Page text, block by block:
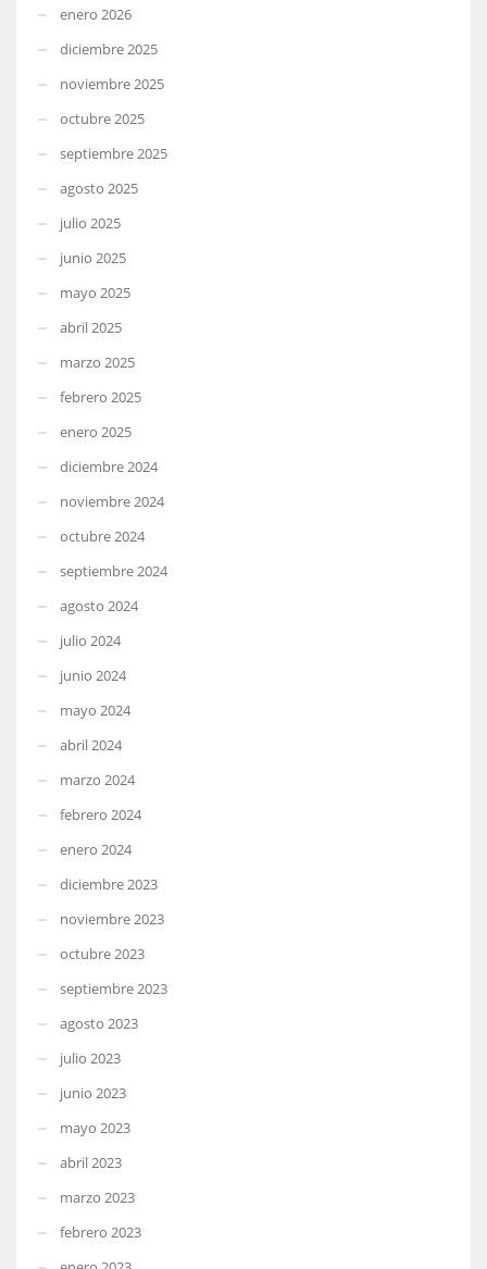
enero 2026
diciembre 2025
noviembre 2025
octubre 2025
septiembre 2025
agosto 2025
julio 2025
junio 2025
mayo 2025
abril 2025
marzo 2025
febrero 2025
enero 2025
diciembre 2024
noviembre 2024
octubre 2024
septiembre 2024
agosto 2024
julio 2024
junio 2024
mayo 2024
abril 2024
marzo 2024
febrero 2024
enero 2024
diciembre 2023
noviembre 2023
octubre 2023
septiembre 2023
agosto 2023
julio 2023
junio 2023
mayo 2023
abril 2023
marzo 2023
febrero 2023